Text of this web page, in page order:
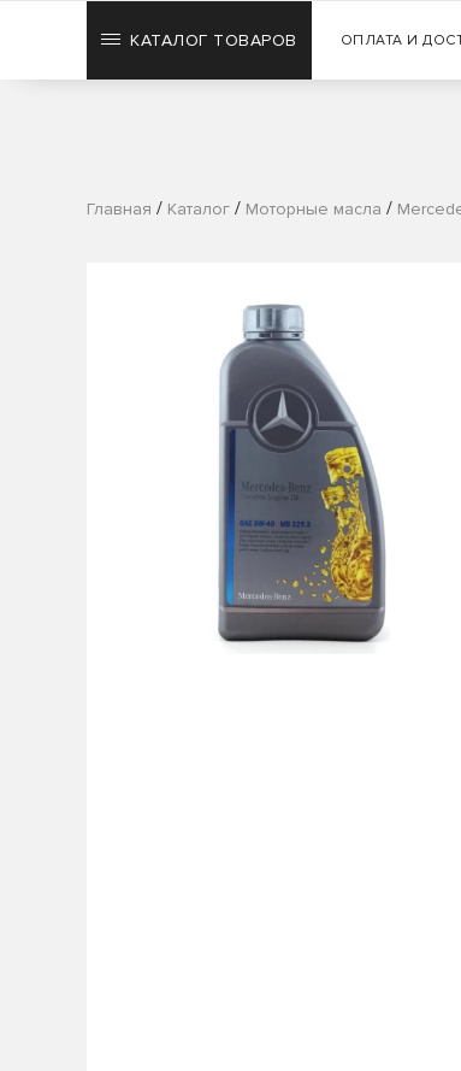
КАТАЛОГ ТОВАРОВ ОПЛАТА И
Главная / Каталог / Моторные масла /